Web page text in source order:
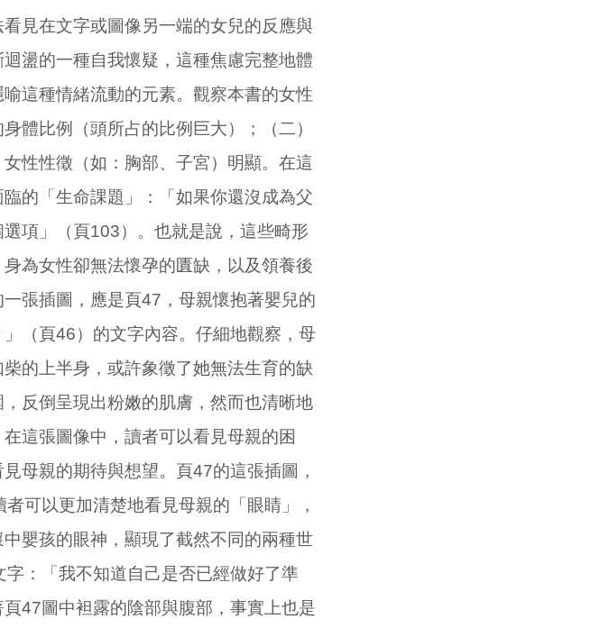
見在文字或圖像另一端的女兒的反應與
盪的一種自我懷疑，這種焦慮完整地體
這種情緒流動的元素。觀察本書的女性
體比例（頭所占的比例巨大）；（二）
性性徵（如：胸部、子宮）明顯。在這
的「生命課題」：「如果你還沒成為父
項」（頁103）。也就是說，這些畸形
為女性卻無法懷孕的匱缺，以及領養後
張插圖，應是頁47，母親懷抱著嬰兒的
（頁46）的文字內容。仔細地觀察，母
的上半身，或許象徵了她無法生育的缺
反倒呈現出粉嫩的肌膚，然而也清晰地
這張圖像中，讀者可以看見母親的困
母親的期待與想望。頁47的這張插圖，
可以更加清楚地看見母親的「眼睛」，
嬰孩的眼神，顯現了截然不同的兩種世
：「我不知道自己是否已經做好了準
47圖中袒露的陰部與腹部，事實上也是